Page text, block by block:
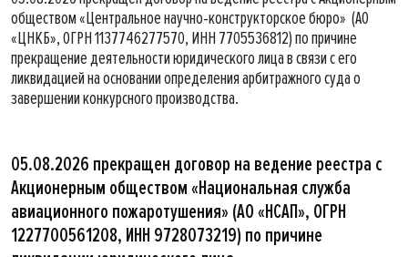
обществом «Центральное научно-конструкторское бюро» (АО
«ЦНКБ», ОГРН 1137746277570, ИНН 7705536812) по причине
прекращение деятельности юридического лица в связи с его
ликвидацией на основании определения арбитражного суда о
завершении конкурсного производства.
05.08.2026 прекращен договор на ведение реестра с
Акционерным обществом «Национальная служба
авиационного пожаротушения» (АО «НСАП», ОГРН
1227700561208, ИНН 9728073219) по причине